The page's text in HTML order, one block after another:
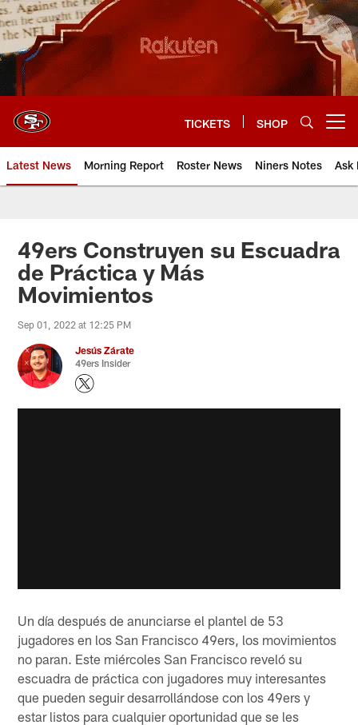
Skip
to
main
content
TICKETS SHOP
Latest News Morning Report Roster News Niners Notes Ask
49ers Construyen su Escuadra
de Práctica y Más
Movimientos
Sep 01, 2022 at 12:25 PM
Jesús Zárate
49ers Insider
Un día después de anunciarse el plantel de 53
jugadores en los San Francisco 49ers, los movimientos
no paran. Este miércoles San Francisco reveló su
escuadra de práctica con jugadores muy interesantes
que pueden seguir desarrollándose con los 49ers y
estar listos para cualquier oportunidad que se les